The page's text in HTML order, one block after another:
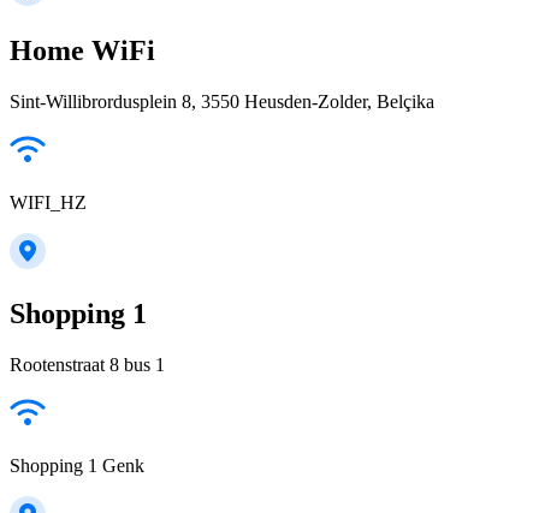
Home WiFi
Sint-Willibrordusplein 8, 3550 Heusden-Zolder, Belçika
WIFI_HZ
Shopping 1
Rootenstraat 8 bus 1
Shopping 1 Genk